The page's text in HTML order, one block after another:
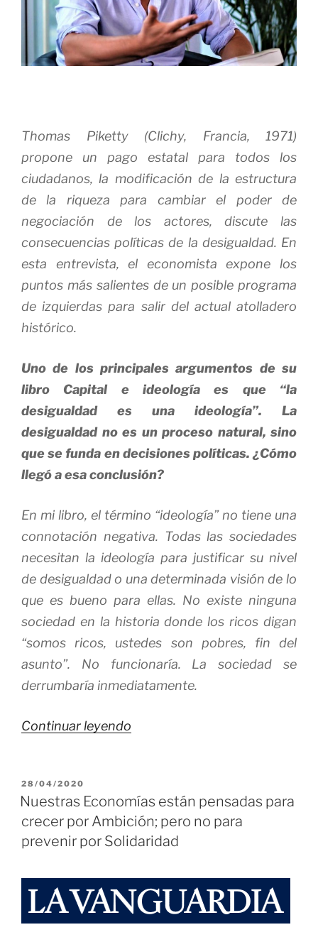
Thomas Piketty (Clichy, Francia, 1971)
propone un pago estatal para todos los
ciudadanos, la modificación de la estructura
de la riqueza para cambiar el poder de
negociación de los actores, discute las
consecuencias políticas de la desigualdad. En
esta entrevista, el economista expone los
puntos más salientes de un posible programa
de izquierdas para salir del actual atolladero
histórico.
Uno de los principales argumentos de su
libro Capital e ideología es que “la
desigualdad es una ideología”. La
desigualdad no es un proceso natural, sino
que se funda en decisiones políticas. ¿Cómo
llegó a esa conclusión?
En mi libro, el término “ideología” no tiene una
connotación negativa. Todas las sociedades
necesitan la ideología para justificar su nivel
de desigualdad o una determinada visión de lo
que es bueno para ellas. No existe ninguna
sociedad en la historia donde los ricos digan
“somos ricos, ustedes son pobres, fin del
asunto”. No funcionaría. La sociedad se
derrumbaría inmediatamente.
Continuar leyendo
PUBLICADO
EL
28/04/2020
Nuestras Economías están pensadas para
crecer por Ambición; pero no para
prevenir por Solidaridad